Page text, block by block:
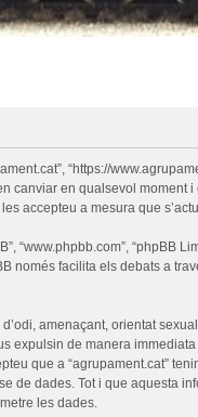
“https://
canviar en qualsevol
accepteu a mesura que
“www.phpbb.com”, “phpBB
només facilita els debats a
amenaçant, orientat
de manera
que a “agrupament.cat”
de dades. Tot i que aquesta
les dades.